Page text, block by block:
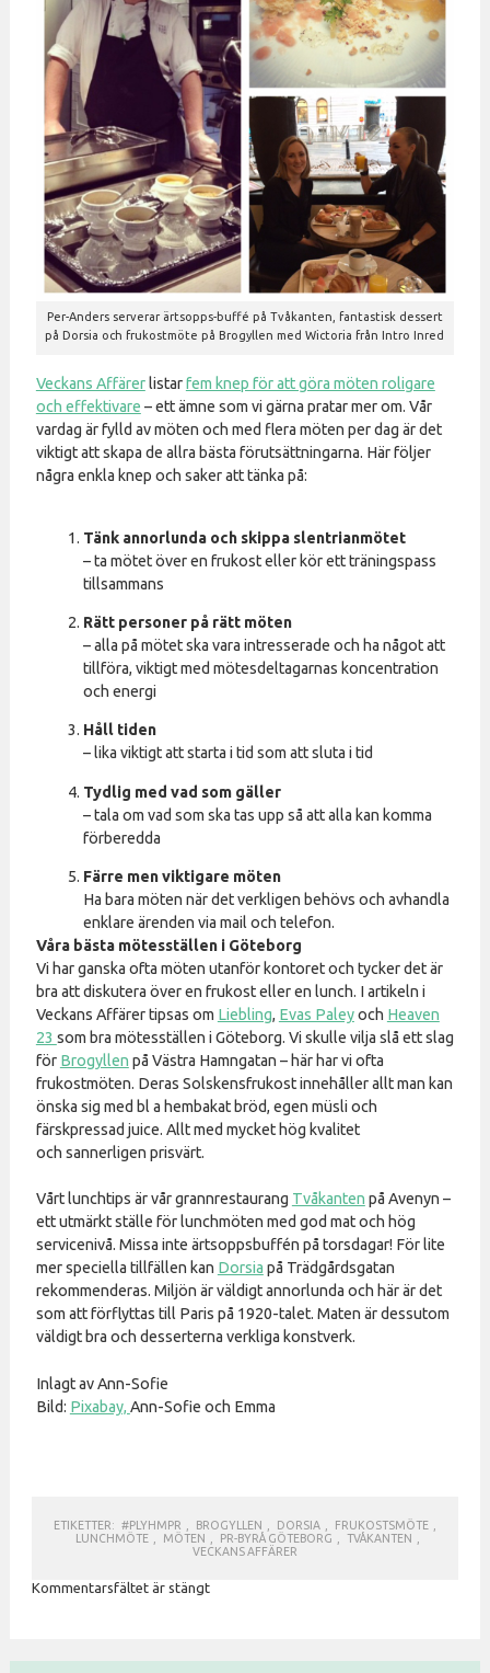
Per-Anders serverar ärtsopps-buffé på Tvåkanten, fantastisk dessert
på Dorsia och frukostmöte på Brogyllen med Wictoria från Intro Inred
Veckans Affärerlistarfem knep för att göra möten roligare
och effektivare – ett ämne som vi gärna pratar mer om. Vår
vardag är fylld av möten och med flera möten per dag är det
viktigt att skapa de allra bästa förutsättningarna. Här följer
några enkla knep och saker att tänka på:
Tänk annorlunda och skippa slentrianmötet
– ta mötet över en frukost eller kör ett träningspass
tillsammans
Rätt personer på rätt möten
– alla på mötet ska vara intresserade och ha något att
tillföra, viktigt med mötesdeltagarnas koncentration
och energi
Håll tiden
– lika viktigt att starta i tid som att sluta i tid
Tydlig med vad som gäller
– tala om vad som ska tas upp så att alla kan komma
förberedda
Färre men viktigare möten
Ha bara möten när det verkligen behövs och avhandla
enklare ärenden via mail och telefon.
Våra bästa mötesställen i Göteborg
Vi har ganska ofta möten utanför kontoret och tycker det är
bra att diskutera över en frukost eller en lunch. I artikeln i
Veckans Affärer tipsas om Liebling, Evas Paleyoch Heaven
23 som bra mötesställen i Göteborg. Vi skulle vilja slå ett slag
för Brogyllen på Västra Hamngatan – här har vi ofta
frukostmöten. Deras Solskensfrukost innehåller allt man kan
önska sig med bl a hembakat bröd, egen müsli och
färskpressad juice. Allt med mycket hög kvalitet
och sannerligen prisvärt.
Vårt lunchtips är vår grannrestaurang Tvåkanten på Avenyn –
ett utmärkt ställe för lunchmöten med god mat och hög
servicenivå. Missa inte ärtsoppsbuffén på torsdagar! För lite
mer speciella tillfällen kan Dorsia på Trädgårdsgatan
rekommenderas. Miljön är väldigt annorlunda och här är det
som att förflyttas till Paris på 1920-talet. Maten är dessutom
väldigt bra och desserterna verkliga konstverk.
Inlagt av Ann-Sofie
Bild: Pixabay, Ann-Sofie och Emma
ETIKETTER: #PLYHMPR BROGYLLEN DORSIA FRUKOSTSMÖTE
LUNCHMÖTE
MÖTEN PR-BYRÅ GÖTEBORG TVÅKANTEN
VECKANS AFFÄRER
Kommentarsfältet är stängt